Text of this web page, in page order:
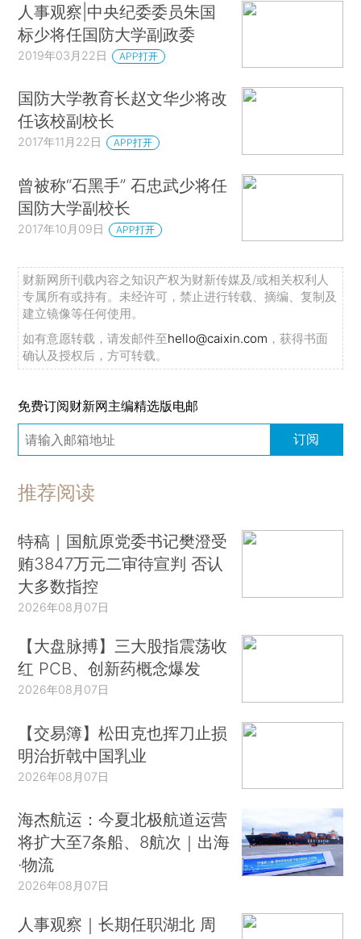
人事观察|中央纪委委员朱国
标少将任国防大学副政委
2019年03月22日 APP打开
国防大学教育长赵文华少将改
任该校副校长
2017年11月22日 APP打开
曾被称“石黑手” 石忠武少将任
国防大学副校长
2017年10月09日 APP打开
财新网所刊载内容之知识产权为财新传媒及/或相关权利人
专属所有或持有。未经许可，禁止进行转载、摘编、复制及
建立镜像等任何使用。
如有意愿转载，请发邮件至hello@caixin.com ，获得书面
确认及授权后，方可转载。
免费订阅财新网主编精选版电邮
订阅
推荐阅读
特稿｜国航原党委书记樊澄受
贿3847万元二审待宣判 否认
大多数指控
2026年08月07日
【大盘脉搏】三大股指震荡收
红 PCB、创新药概念爆发
2026年08月07日
【交易簿】松田克也挥刀止损
明治折戟中国乳业
2026年08月07日
海杰航运：今夏北极航道运营
将扩大至7条船、8航次｜出海
·物流
2026年08月07日
人事观察｜长期任职湖北 周